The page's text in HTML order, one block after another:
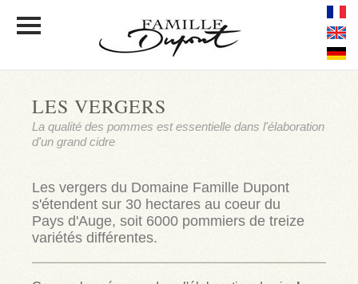
LE DOMAINEFAMILLE DUPONT
TERROIRET VERGERS
LA GAMME DES CIDRES ET CALVADOS
DÉGUSTATION
PRESSE
ACTUALITÉS
LES VERGERS
La qualité des pommes est essentielle dans l'élaboration
d'un grand cidre
Les vergers du Domaine Famille Dupont
s'étendent sur 30 hectares au coeur du
Pays d'Auge, soit 6000 pommiers de treize
variétés différentes.